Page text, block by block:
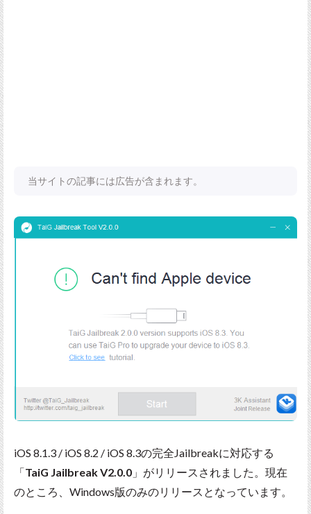
当サイトの記事には広告が含まれます。
iOS 8.1.3 / iOS 8.2 / iOS 8.3の完全Jailbreakに対応する
「TaiG Jailbreak V2.0.0 」がリリースされました。現在
のところ、Windows版のみのリリースとなっています。